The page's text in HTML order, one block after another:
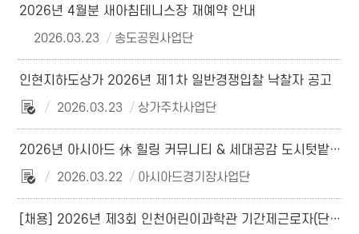
2026년 4월분 새아침테니스장 재예약 안내
2026.03.23
송도공원사업단
인현지하도상가 2026년 제1차 일반경쟁입찰 낙찰자 공고
2026.03.23
상가주차사업단
2026년 아시아드 休 힐링 커뮤니티 & 세대공감 도시텃밭 참여자 모집 공고
2026.03.22
아시아드경기장사업단
[채용] 2026년 제3회 인천어린이과학관 기간제근로자(단기) 채용 최종 합격자 공고